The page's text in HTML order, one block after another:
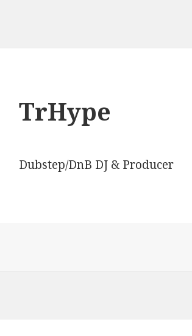
TrHype
Dubstep/DnB DJ & Producer